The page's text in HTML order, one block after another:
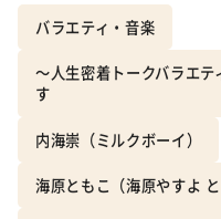
バラエティ・音楽
～人生密着トークバラエ
す
内海崇（ミルクボーイ）
海原ともこ（海原やすよ と